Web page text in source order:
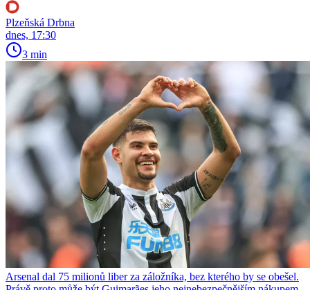
Plzeňská Drbna
dnes, 17:30
3 min
Arsenal dal 75 milionů liber za záložníka, bez kterého by se obešel.